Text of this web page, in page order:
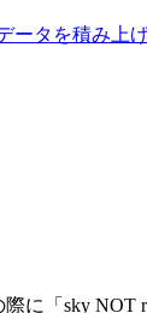
ータを積み上
に「sky